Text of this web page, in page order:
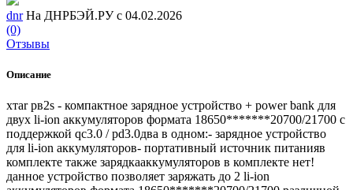
dnr На ДНРБЭЙ.РУ с 04.02.2026
(0)
Отзывы
Описание
хтаr рв2s - компактное зарядное устройство + роwеr bаnk для
двух li-iоn аккумуляторов формата 18650*******20700/21700 с
поддержкой qc3.0 / pd3.0два в одном:- зарядное устройство
для li-iоn аккумуляторов- портативный источник питанияв
комплекте также зарядкааккумуляторов в комплекте нет!
данное устройство позволяет заряжать до 2 li-iоn